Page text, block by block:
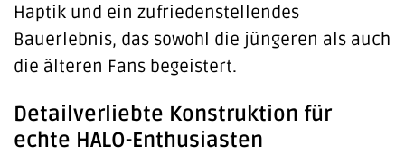
Haptik und ein zufriedenstellendes
Bauerlebnis, das sowohl die jüngeren als auch
die älteren Fans begeistert.
Detailverliebte Konstruktion für
echte HALO-Enthusiasten